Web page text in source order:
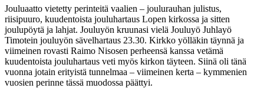
Jouluaatto vietetty perinteitä vaalien – joulurauhan julistus,
riisipuuro, kuudentoista jouluhartaus Lopen kirkossa ja sitten
joulupöytä ja lahjat. Jouluyön kruunasi vielä Jouluyö Juhlayö
Timotein jouluyön sävelhartaus 23.30. Kirkko yölläkin täynnä ja
viimeinen rovasti Raimo Nisosen perheensä kanssa vetämä
kuudentoista jouluhartaus veti myös kirkon täyteen. Siinä oli tänä
vuonna jotain erityistä tunnelmaa – viimeinen kerta – kymmenien
vuosien perinne tässä muodossa päättyi.